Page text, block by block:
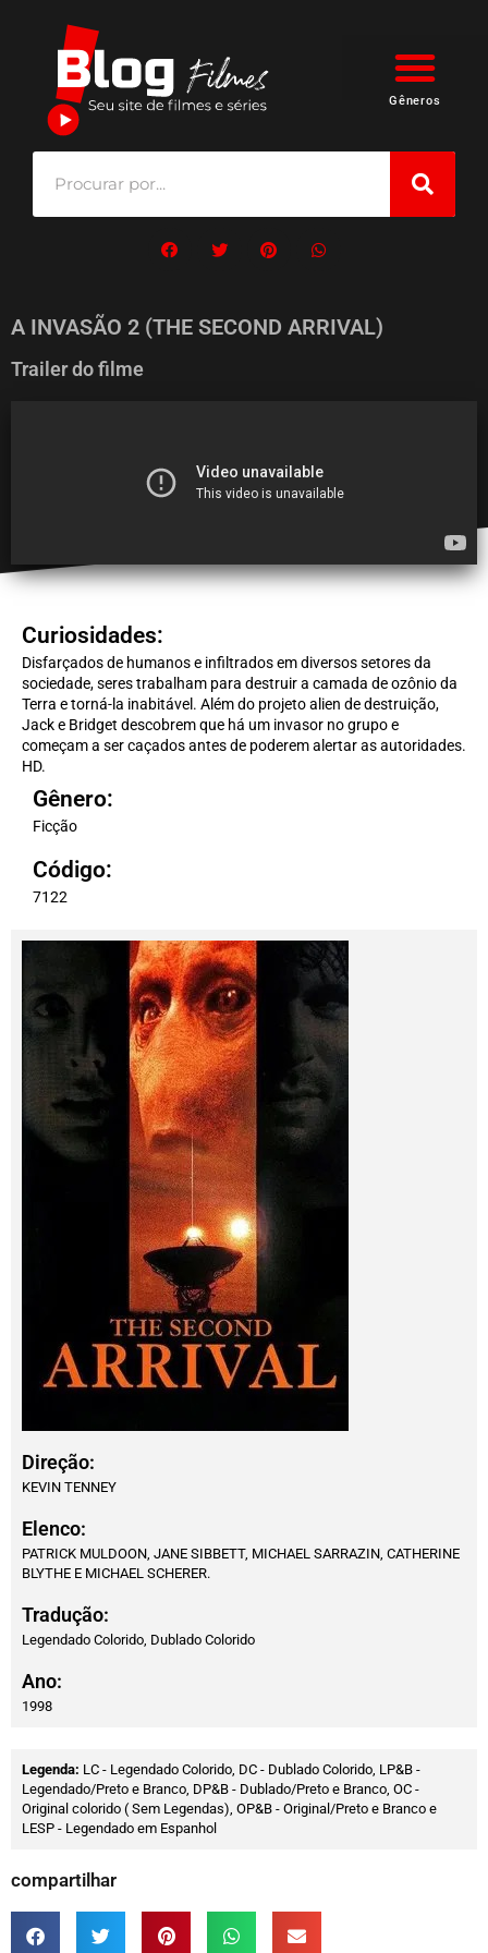
Gêneros
A INVASÃO 2 (THE SECOND ARRIVAL)
Trailer do filme
Curiosidades:
Disfarçados de humanos e infiltrados em diversos setores da
sociedade, seres trabalham para destruir a camada de ozônio da
Terra e torná-la inabitável. Além do projeto alien de destruição,
Jack e Bridget descobrem que há um invasor no grupo e
começam a ser caçados antes de poderem alertar as autoridades.
HD.
Gênero:
Ficção
Código:
7122
Direção:
KEVIN TENNEY
Elenco:
PATRICK MULDOON, JANE SIBBETT, MICHAEL SARRAZIN, CATHERINE
BLYTHE E MICHAEL SCHERER.
Tradução:
Legendado Colorido, Dublado Colorido
Ano:
1998
Legenda: LC - Legendado Colorido, DC - Dublado Colorido, LP&B -
Legendado/Preto e Branco, DP&B - Dublado/Preto e Branco, OC -
Original colorido ( Sem Legendas), OP&B - Original/Preto e Branco e
LESP - Legendado em Espanhol
compartilhar